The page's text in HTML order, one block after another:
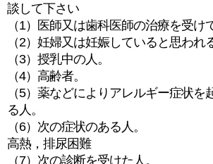
談して下さい
（1）医師又は歯科医師の治療を受け
（2）妊婦又は妊娠していると思われ
（3）授乳中の人。
（4）高齢者。
（5）薬などによりアレルギー症状を
る人。
（6）次の症状のある人。
高熱，排尿困難
（7）次の診断を受けた人。